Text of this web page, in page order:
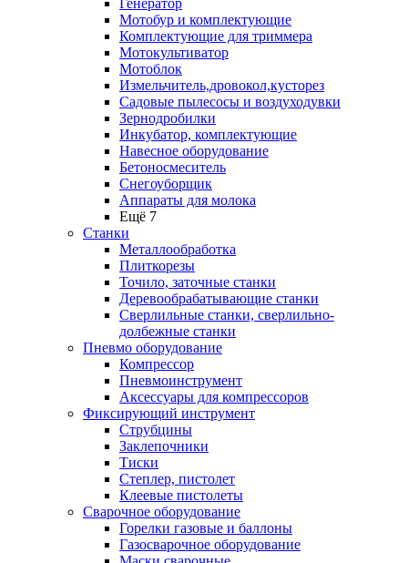
Генератор
Мотобур и комплектующие
Комплектующие для триммера
Мотокультиватор
Мотоблок
Измельчитель,дровокол,кусторез
Садовые пылесосы и воздуходувки
Зернодробилки
Инкубатор, комплектующие
Навесное оборудование
Бетоносмеситель
Снегоуборщик
Аппараты для молока
Ещё 7
Станки
Металлообработка
Плиткорезы
Точило, заточные станки
Деревообрабатывающие станки
Сверлильные станки, сверлильно-
долбежные станки
Пневмо оборудование
Компрессор
Пневмоинструмент
Аксессуары для компрессоров
Фиксирующий инструмент
Струбцины
Заклепочники
Тиски
Степлер, пистолет
Клеевые пистолеты
Сварочное оборудование
Горелки газовые и баллоны
Газосварочное оборудование